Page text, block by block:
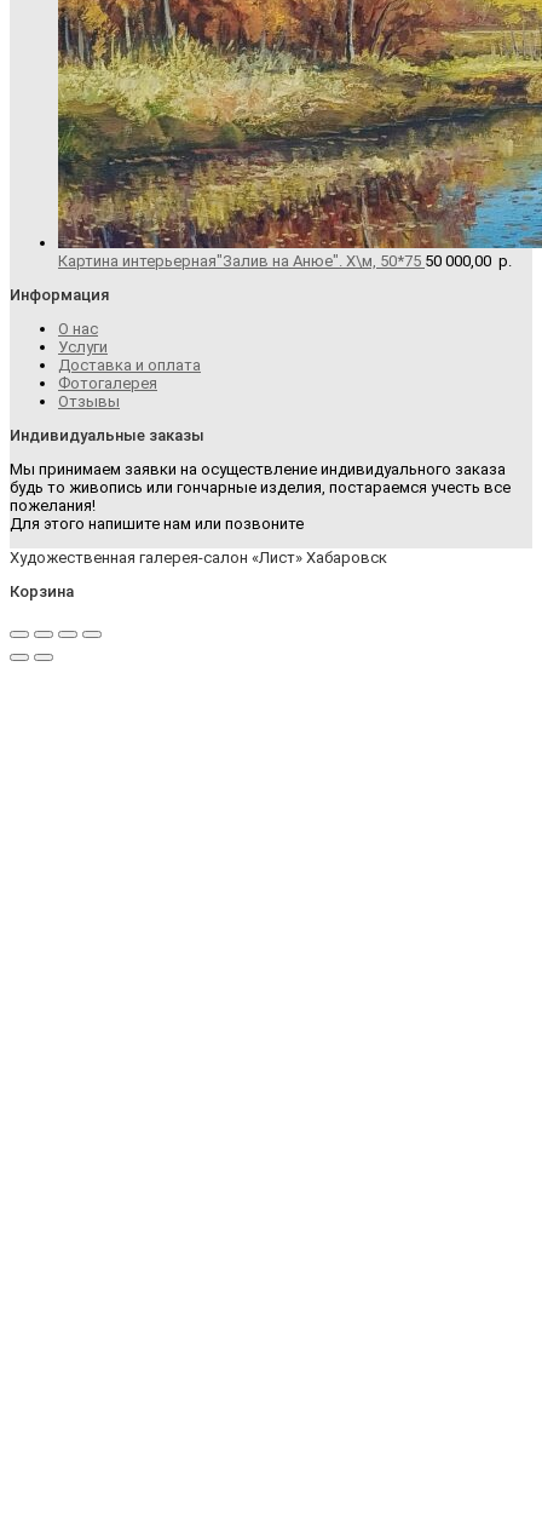
Картина интерьерная"Залив на Анюе". Х\м, 50*75 50 000,00 р.
Информация
О нас
Услуги
Доставка и оплата
Фотогалерея
Отзывы
Индивидуальные заказы
Мы принимаем заявки на осуществление индивидуального заказа
будь то живопись или гончарные изделия, постараемся учесть все
пожелания!
Для этого напишите нам или позвоните
Художественная галерея-салон «Лист» Хабаровск
Корзина